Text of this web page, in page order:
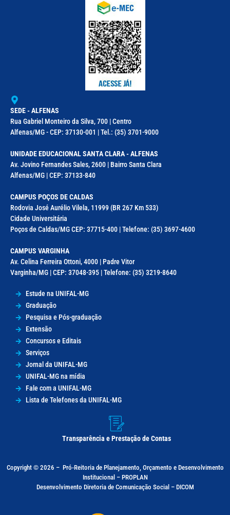
SEDE - ALFENAS
Rua Gabriel Monteiro da Silva, 700 | Centro
Alfenas/MG - CEP: 37130-001 | Tel.: (35) 3701-9000
UNIDADE EDUCACIONAL SANTA CLARA - ALFENAS
Av. Jovino Fernandes Sales, 2600 | Bairro Santa Clara
Alfenas/MG | CEP: 37133-840
CAMPUS POÇOS DE CALDAS
Rodovia José Aurélio Vilela, 11999 (BR 267 Km 533)
Cidade Universitária
Poços de Caldas/MG CEP: 37715-400 | Telefone: (35) 3697-4600
CAMPUS VARGINHA
Av. Celina Ferreira Ottoni, 4000 | Padre Vitor
Varginha/MG | CEP: 37048-395 | Telefone: (35) 3219-8640
Estude na UNIFAL-MG
Graduação
Pesquisa e Pós-graduação
Extensão
Concursos e Editais
Serviços
Jornal da UNIFAL-MG
UNIFAL-MG na mídia
Fale com a UNIFAL-MG
Lista de Telefones da UNIFAL-MG
Transparência e Prestação de Contas
Copyright © 2026 – Pró-Reitoria de Planejamento, Orçamento e Desenvolvimento
Institucional – PROPLAN
Desenvolvimento Diretoria de Comunicação Social – DICOM